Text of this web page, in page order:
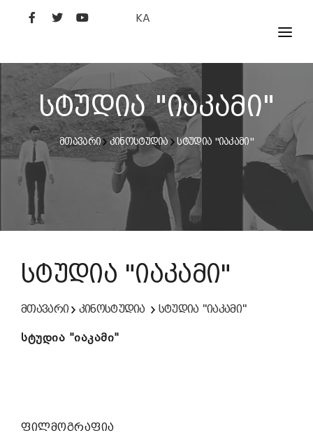
KA
ᲤᲘᲚᲛᲔᲑᲘ
ᲮᲔᲚᲝᲕᲐᲜᲘ
ᲙᲘᲜᲝᲡᲢᲣᲓᲘᲐ
ᲙᲘᲜᲝᲐᲙᲐᲓᲔᲛᲘᲐ
სტუდია "იაკამი"
მთავარი კინოსტუდია სტუდია "იაკამი"
სტუდია "იაკამი"
მთავარი კინოსტუდია სტუდია "იაკამი"
სტუდია "იაკამი"
ფილმოგრაფია